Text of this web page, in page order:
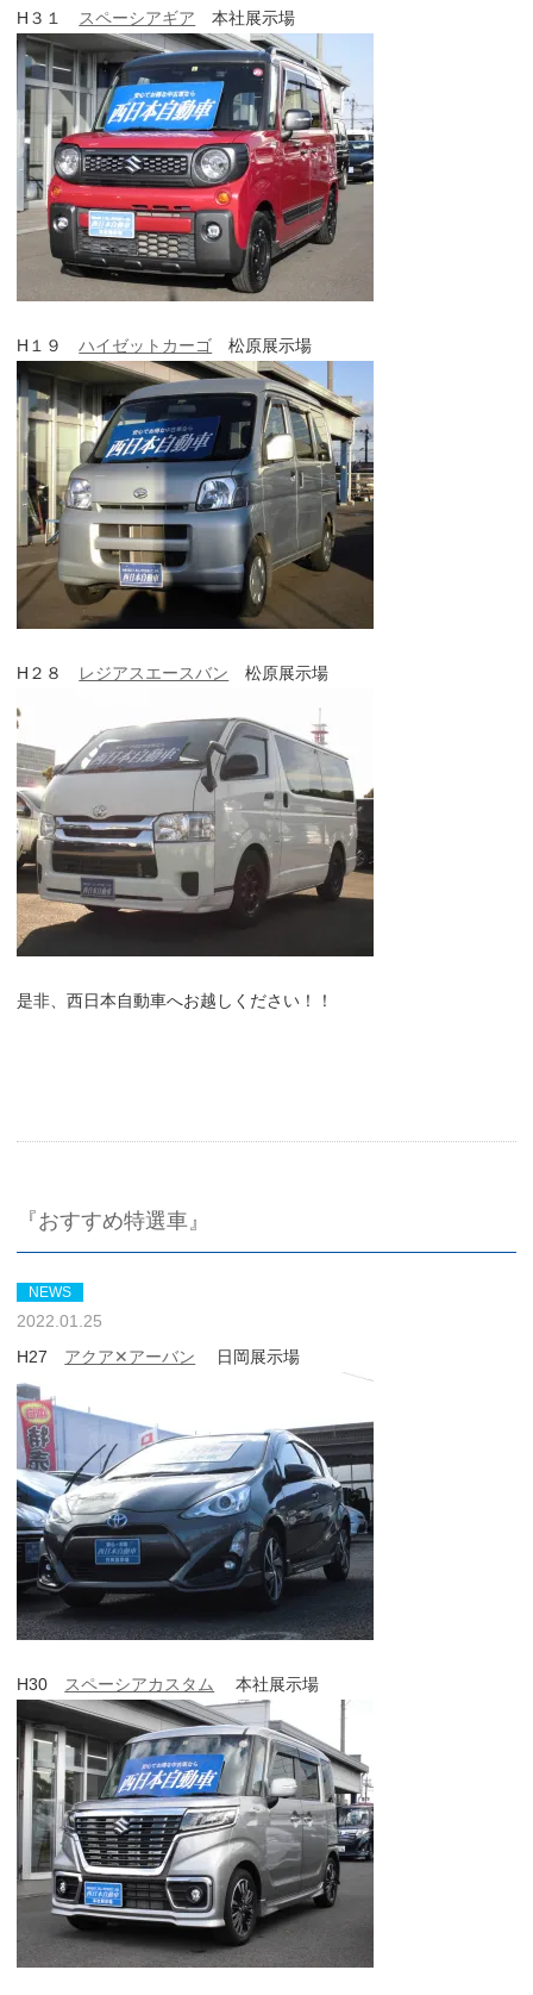
H３１ スペーシアギア 本社展示場
H１９ハイゼットカーゴ 松原展示場
H２８ レジアスエースバン 松原展示場
是非、西日本自動車へお越しください！！
『おすすめ特選車』
NEWS
2022.01.25
H27 アクア✕アーバン 日岡展示場
H30 スペーシアカスタム 本社展示場